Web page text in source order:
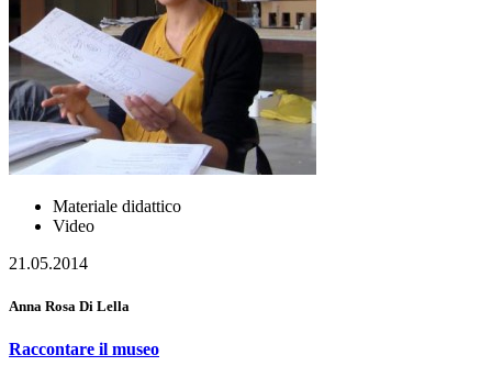
Materiale didattico
Video
21.05.2014
Anna Rosa Di Lella
Raccontare il museo